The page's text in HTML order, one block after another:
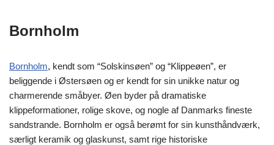
Bornholm
Bornholm, kendt som “Solskinsøen” og “Klippeøen”, er
beliggende i Østersøen og er kendt for sin unikke natur og
charmerende småbyer. Øen byder på dramatiske
klippeformationer, rolige skove, og nogle af Danmarks fineste
sandstrande. Bornholm er også berømt for sin kunsthåndværk,
særligt keramik og glaskunst, samt rige historiske